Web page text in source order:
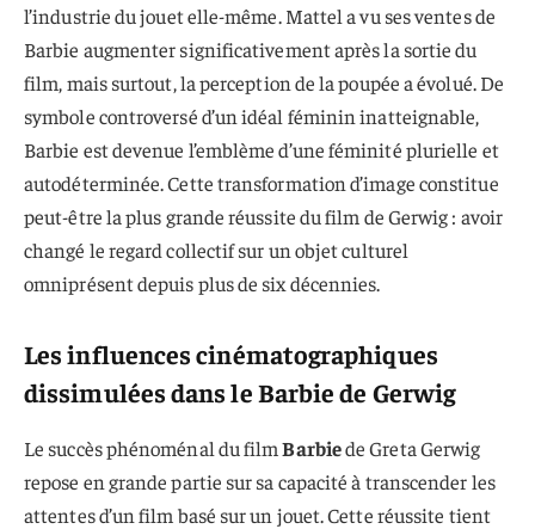
l’industrie du jouet elle-même. Mattel a vu ses ventes de
Barbie augmenter significativement après la sortie du
film, mais surtout, la perception de la poupée a évolué. De
symbole controversé d’un idéal féminin inatteignable,
Barbie est devenue l’emblème d’une féminité plurielle et
autodéterminée. Cette transformation d’image constitue
peut-être la plus grande réussite du film de Gerwig : avoir
changé le regard collectif sur un objet culturel
omniprésent depuis plus de six décennies.
Les influences cinématographiques
dissimulées dans le Barbie de Gerwig
Le succès phénoménal du filmBarbiede Greta Gerwig
repose en grande partie sur sa capacité à transcender les
attentes d’un film basé sur un jouet. Cette réussite tient